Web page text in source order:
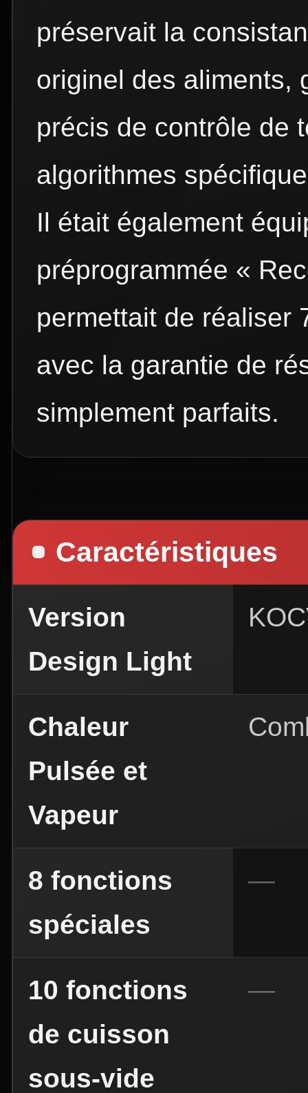
préservait la
originel des aliments,
précis de contrôle de
algorithmes
Il était également
préprogrammée «
permettait de réaliser
avec la garantie de
simplement parfaits.
Caractéristiques
Version
Design Light
Chaleur
Pulsée et
Vapeur
8 fonctions
spéciales
10 fonctions
de cuisson
sous-vide